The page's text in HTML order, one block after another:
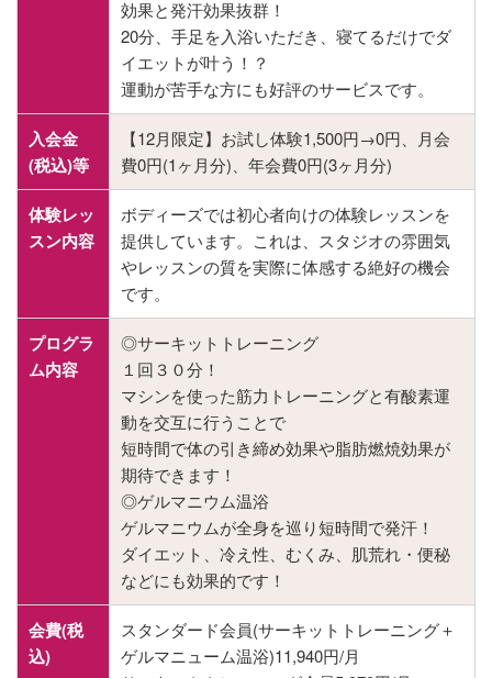
効果と発汗効果抜群！
20分、手足を入浴いただき、寝てるだけでダ
イエットが叶う！？
運動が苦手な方にも好評のサービスです。
入会金
(税込)等
【12月限定】お試し体験1,500円→0円、月会
費0円(1ヶ月分)、年会費0円(3ヶ月分)
体験レッ
スン内容
ボディーズでは初心者向けの体験レッスンを
提供しています。これは、スタジオの雰囲気
やレッスンの質を実際に体感する絶好の機会
です。
プログラ
ム内容
◎サーキットトレーニング
１回３０分！
マシンを使った筋力トレーニングと有酸素運
動を交互に行うことで
短時間で体の引き締め効果や脂肪燃焼効果が
期待できます！
◎ゲルマニウム温浴
ゲルマニウムが全身を巡り短時間で発汗！
ダイエット、冷え性、むくみ、肌荒れ・便秘
などにも効果的です！
会費(税
込)
スタンダード会員(サーキットトレーニング＋
ゲルマニューム温浴)11,940円/月